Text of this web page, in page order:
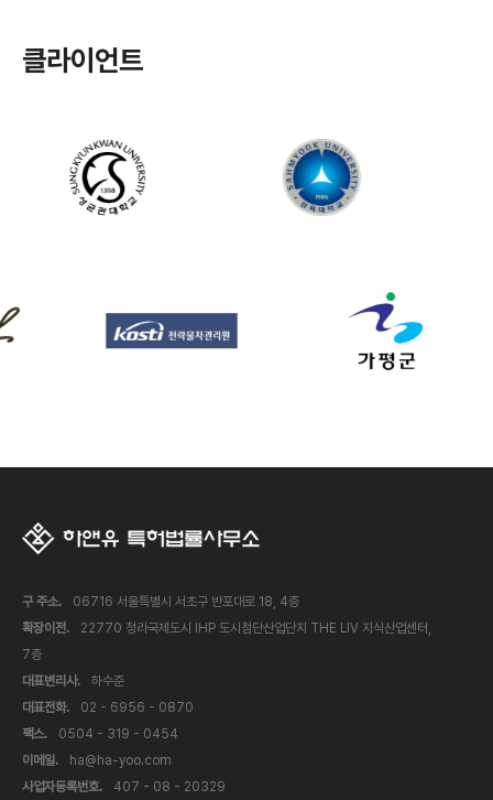
클라이언트
구 주소.
06716 서울특별시 서초구 반포대로 18, 4층
확장이전.
22770 청라국제도시 IHP 도시첨단산업단지 THE LIV 지식산업센터,
7층
대표변리사.
하수준
대표전화.
02 - 6956 - 0870
팩스.
0504 - 319 - 0454
이메일.
ha@ha-yoo.com
사업자등록번호.
407 - 08 - 20329